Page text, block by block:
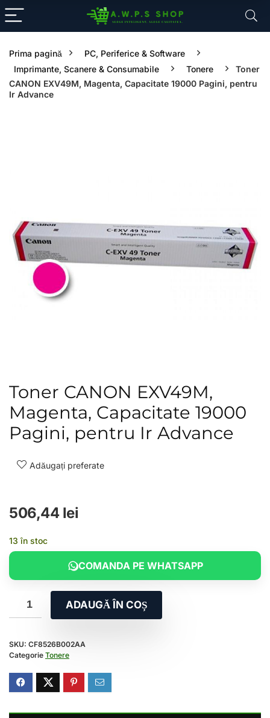
Prima pagină
PC, Periferice & Software
Imprimante, Scanere & Consumabile
Tonere
Toner
CANON EXV49M, Magenta, Capacitate 19000 Pagini, pentru
Ir Advance
Toner CANON EXV49M,
Magenta, Capacitate 19000
Pagini, pentru Ir Advance
Adăugați preferate
506,44 lei
13 în stoc
COMANDA PE WHATSAPP
ADAUGĂ ÎN COȘ
SKU: CF8526B002AA
Categorie Tonere